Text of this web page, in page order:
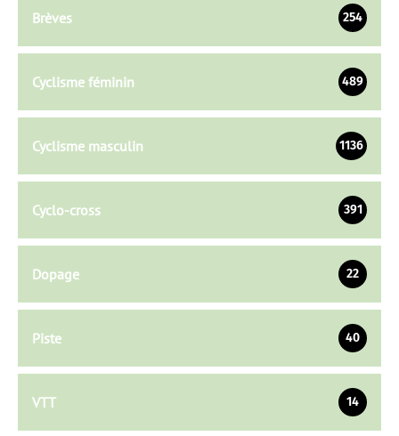
Brèves 254
Cyclisme féminin 489
Cyclisme masculin 1136
Cyclo-cross 391
Dopage 22
Piste 40
VTT 14